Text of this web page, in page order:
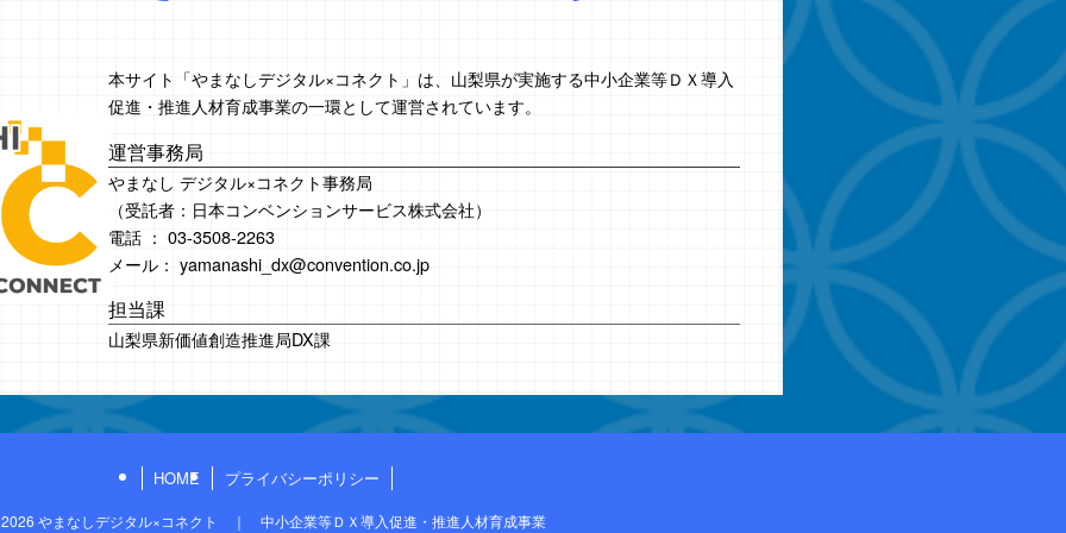
本サイト「やまなしデジタル×コネクト」は、山梨県が実施する中小企業等ＤＸ導入
促進・推進人材育成事業の一環として運営されています。
運営事務局
やまなし デジタル×コネクト事務局
（受託者：日本コンベンションサービス株式会社）
電話 ： 03-3508-2263
メール： yamanashi_dx@convention.co.jp
担当課
山梨県新価値創造推進局DX課
HOME プライバシーポリシー
やまなしデジタル×コネクト ｜ 中小企業等ＤＸ導入促進・推進人材育成事業